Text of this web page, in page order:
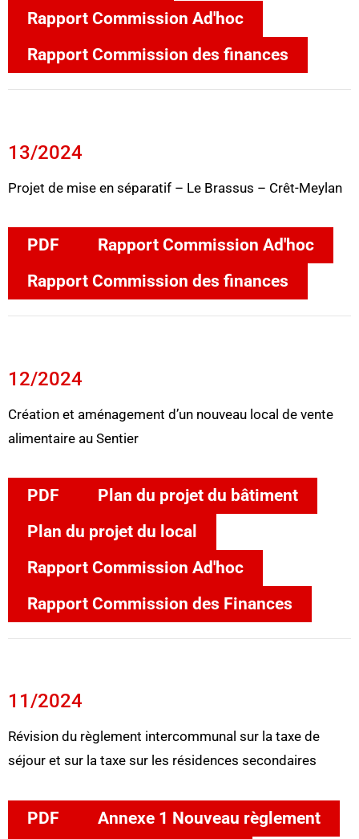
Rapport Commission Ad'hoc
Rapport Commission des finances
13/2024
Projet de mise en séparatif – Le Brassus – Crêt-Meylan
PDF
Rapport Commission Ad'hoc
Rapport Commission des finances
12/2024
Création et aménagement d’un nouveau local de vente
alimentaire au Sentier
PDF
Plan du projet du bâtiment
Plan du projet du local
Rapport Commission Ad'hoc
Rapport Commission des Finances
11/2024
Révision du règlement intercommunal sur la taxe de
séjour et sur la taxe sur les résidences secondaires
PDF Annexe 1 Nouveau règlement